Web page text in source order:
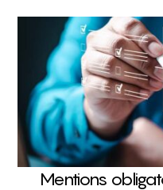
Mentions